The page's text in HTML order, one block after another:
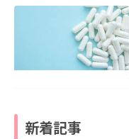
新着記事